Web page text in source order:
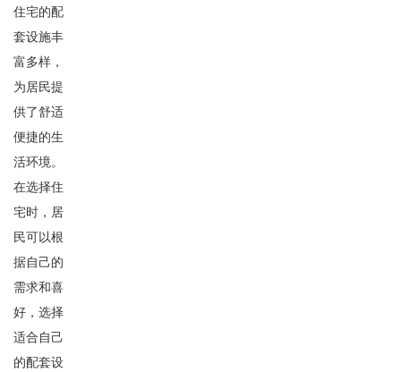
住宅的配
套设施丰
富多样，
为居民提
供了舒适
便捷的生
活环境。
在选择住
宅时，居
民可以根
据自己的
需求和喜
好，选择
适合自己
的配套设